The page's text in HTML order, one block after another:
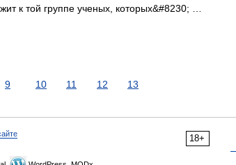
к той группе ученых, которых&#8230; …
9 10 11 12 13
18+